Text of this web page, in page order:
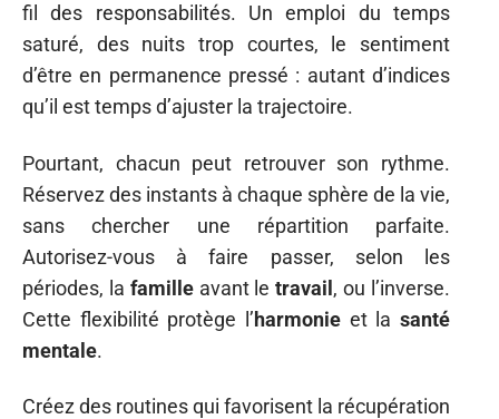
fil des responsabilités. Un emploi du temps
saturé, des nuits trop courtes, le sentiment
d’être en permanence pressé : autant d’indices
qu’il est temps d’ajuster la trajectoire.
Pourtant, chacun peut retrouver son rythme.
Réservez des instants à chaque sphère de la vie,
sans chercher une répartition parfaite.
Autorisez-vous à faire passer, selon les
périodes, la familleavant letravail, ou l’inverse.
Cette flexibilité protège l’harmonie et la santé
mentale.
Créez des routines qui favorisent la récupération